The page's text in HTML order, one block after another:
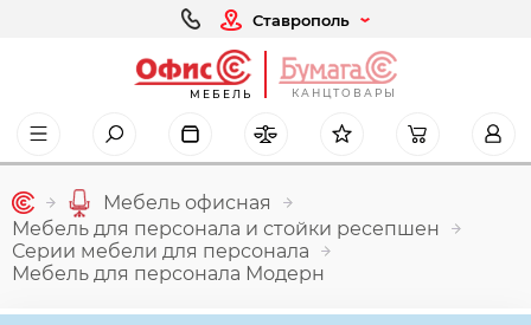
Ставрополь
МЕБЕЛЬ КАНЦТОВАРЫ
Мебель офисная
Мебель для персонала и стойки ресепшен
Серии мебели для персонала
Мебель для персонала Модерн